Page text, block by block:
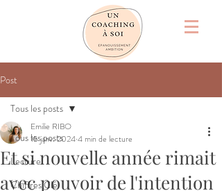
Post
Tous les posts
Lecture
Chiffres Clé
Tous les posts
Et si nouvelle année rimait
avec pouvoir de l'intention
Emilie RIBO
15 janv. 20244 min de lecture